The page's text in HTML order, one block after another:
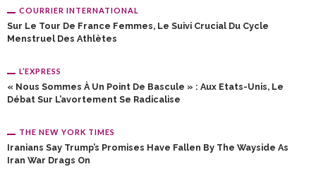
COURRIER INTERNATIONAL
Sur Le Tour De France Femmes, Le Suivi Crucial Du Cycle
Menstruel Des Athlètes
L’EXPRESS
« Nous Sommes À Un Point De Bascule » : Aux Etats-Unis, Le
Débat Sur L’avortement Se Radicalise
THE NEW YORK TIMES
Iranians Say Trump’s Promises Have Fallen By The Wayside As
Iran War Drags On